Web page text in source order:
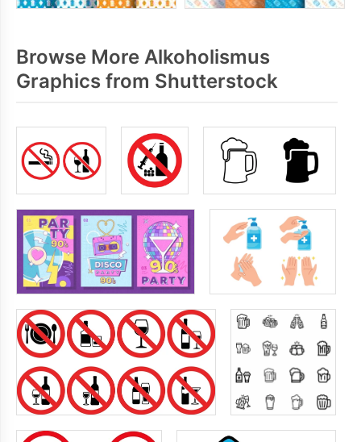
Browse More Alkoholismus
Graphics from Shutterstock